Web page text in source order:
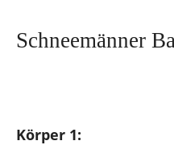
Schneemänner
Körper 1: